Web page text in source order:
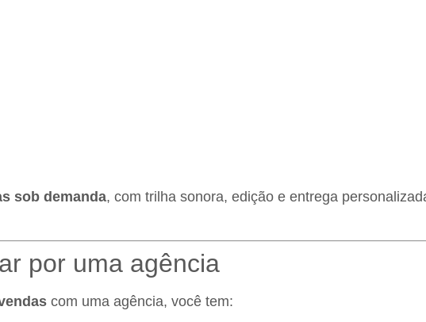
sob demanda, com trilha sonora, edição e entrega
por uma agência
com uma agência, você tem: